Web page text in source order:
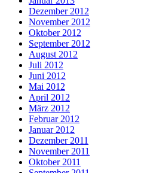
Dezember 2012
November 2012
Oktober 2012
September 2012
August 2012
Juli 2012
Juni 2012
Mai 2012
April 2012
März 2012
Februar 2012
Januar 2012
Dezember 2011
November 2011
Oktober 2011